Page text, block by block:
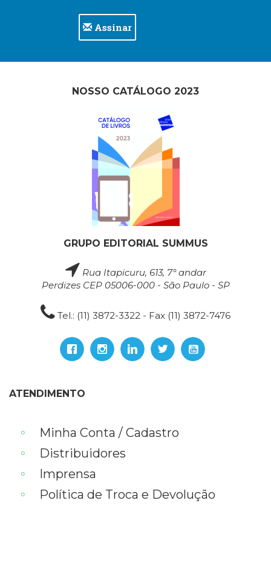
Assinar
NOSSO CATÁLOGO 2023
GRUPO EDITORIAL SUMMUS
Rua Itapicuru, 613, 7° andar
Perdizes CEP 05006-000 - São Paulo - SP
Tel.: (11) 3872-3322 - Fax (11) 3872-7476
ATENDIMENTO
Minha Conta / Cadastro
Distribuidores
Imprensa
Política de Troca e Devolução